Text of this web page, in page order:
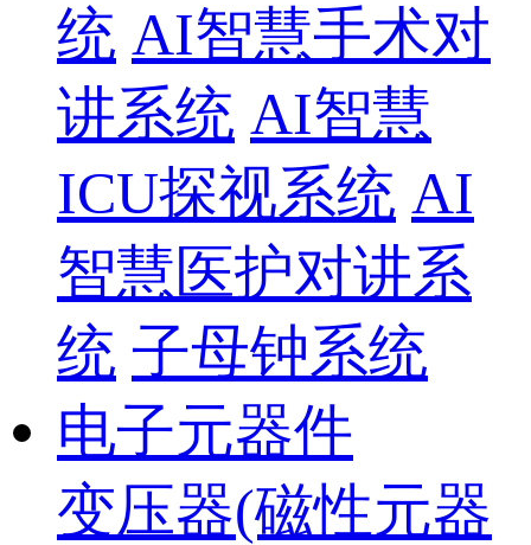
统 AI智慧手术对
讲系统 AI智慧
ICU探视系统 AI
智慧医护对讲系
统 子母钟系统
电子元器件
变压器(磁性元器